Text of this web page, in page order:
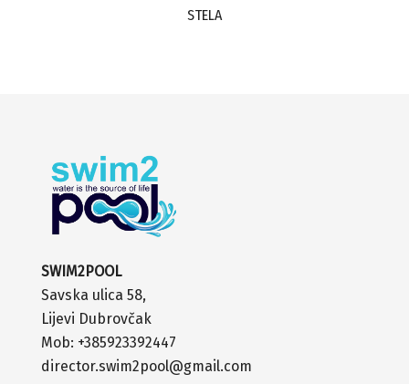
STELA
SWIM2POOL
Savska ulica 58,
Lijevi Dubrovčak
Mob: +385923392447
director.swim2pool@gmail.com